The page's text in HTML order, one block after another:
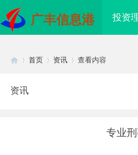
广丰信息港 投资
首页 资讯 查看内容
资讯
专业